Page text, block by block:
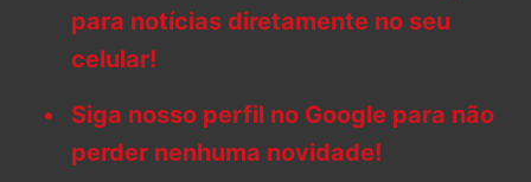
para notícias diretamente no seu
celular!
Siga nosso perfil no Google para não
perder nenhuma novidade!